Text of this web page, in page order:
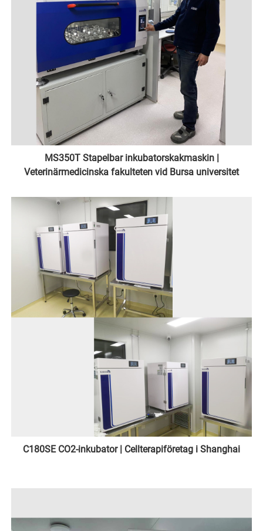
MS350T Stapelbar inkubatorskakmaskin |
Veterinärmedicinska fakulteten vid Bursa universitet
C180SE CO2-inkubator | Cellterapiföretag i Shanghai